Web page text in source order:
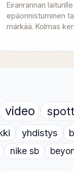
Eiranrannan
epäonnistuminen
märkää. Kolmas
video
yhdistys
nike sb